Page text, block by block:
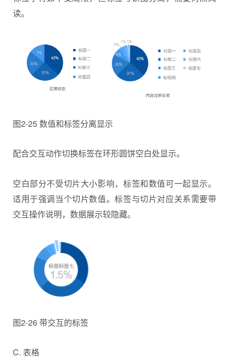
读。
图2-25 数值和标签分离显示
配合交互动作切换标签在环形圆饼空白处显示。
空白部分不受切片大小影响，标签和数值可一起显示。
适用于强调当个切片数值。标签与切片对应关系需要带
交互操作说明，数据展示较隐藏。
图2-26 带交互的标签
C. 表格